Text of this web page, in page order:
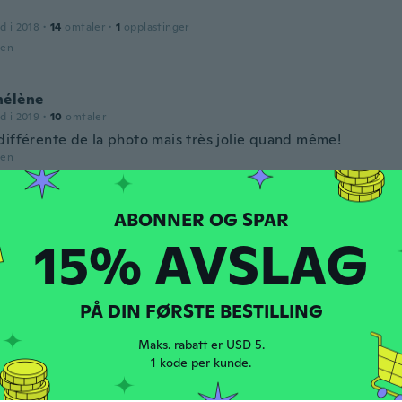
i 2018 · 14 omtaler · 1 opplastinger
i 2019 · 10 omtaler
de la photo mais très jolie quand même!
i 2016
omtaler
green than I liked. Otherwise it was just ok.
15% AVSLAG
PÅ DIN FØRSTE BESTILLING
Maks. rabatt er USD 5.
1 kode per kunde.